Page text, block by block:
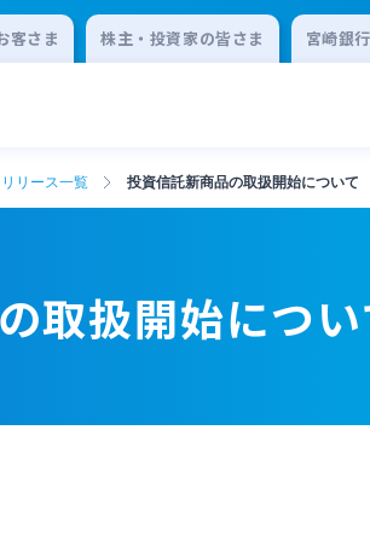
客さま 株主・投資家の皆さま 宮崎銀
リース一覧 投資信託新商品の取扱開始について
取扱開始につい